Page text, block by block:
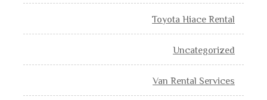
Toyota Hiace Rental
Uncategorized
Van Rental Services